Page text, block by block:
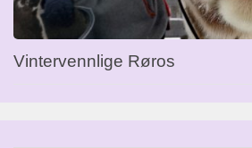
Vintervennlige Røros